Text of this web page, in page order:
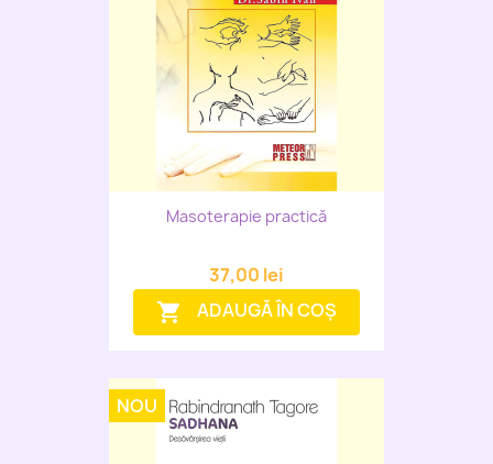
Masoterapie practică
37,00 lei
shopping_cart ADAUGĂ ÎN COȘ
NOU